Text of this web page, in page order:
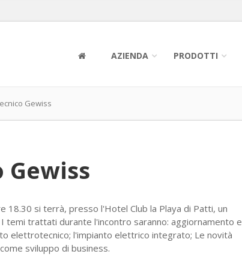
AZIENDA PRODOTTI
Gewiss
18.30 si terrà, presso l'Hotel Club la Playa di Patti, un
temi trattati durante l'incontro saranno: aggiornamento e
elettrotecnico; l'impianto elettrico integrato; Le novità
sviluppo di business.